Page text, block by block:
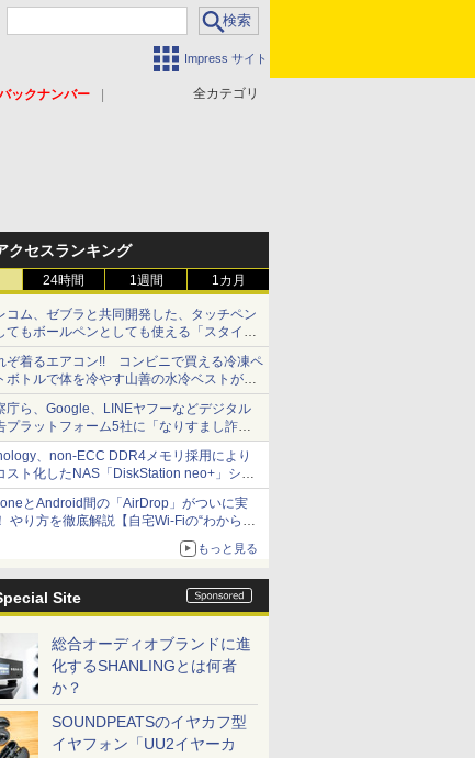
Impress サイト
全カテゴリ
ックナンバー
クセスランキング
24時間 1週間 1カ月
コム、ゼブラと共同開発した、タッチペン
てもボールペンとしても使える「スタイラ
ーウェイ」発売 iPadにも紙にも、持ち替
に書き込める
ぞ着るエアコン!! コンビニで買える冷凍ペ
ボトルで体を冷やす山善の水冷ベストがロ
バイクにちょうどいい【ぼっち・ざ・ろー
その14】【空いた時間でなにしてる？】
庁ら、Google、LINEヤフーなどデジタル
プラットフォーム5社に「なりすまし詐欺
」対策強化を要請 著名人の写真や映像を
た投資詐欺などへの対策として
、non-ECC DDR4メモリ採用により
スト化したNAS「DiskStation neo+」シリ
予算を抑えて導入でき、ECCメモリへの
プグレードも可能
とAndroid間の「AirDrop」がついに実
やり方を徹底解説【自宅Wi-Fiの“わからな
もっと見る
Site
総合オーディオブランドに進
化するSHANLINGとは何者
か？
SOUNDPEATSのイヤカフ型
イヤフォン「UU2イヤーカ